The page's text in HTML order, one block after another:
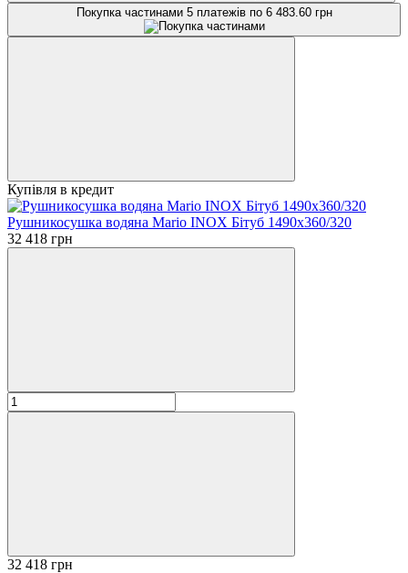
Покупка частинами 5 платежів по 6 483.60 грн
Купівля в кредит
Рушникосушка водяна Mario INOX Бітуб 1490x360/320
32 418 грн
32 418 грн